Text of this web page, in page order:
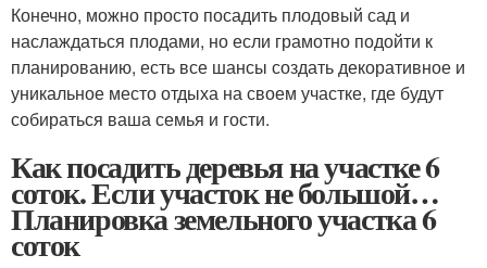
Конечно, можно просто посадить плодовый сад и
наслаждаться плодами, но если грамотно подойти к
планированию, есть все шансы создать декоративное и
уникальное место отдыха на своем участке, где будут
собираться ваша семья и гости.
Как посадить деревья на участке 6
соток. Если участок не большой…
Планировка земельного участка 6
соток